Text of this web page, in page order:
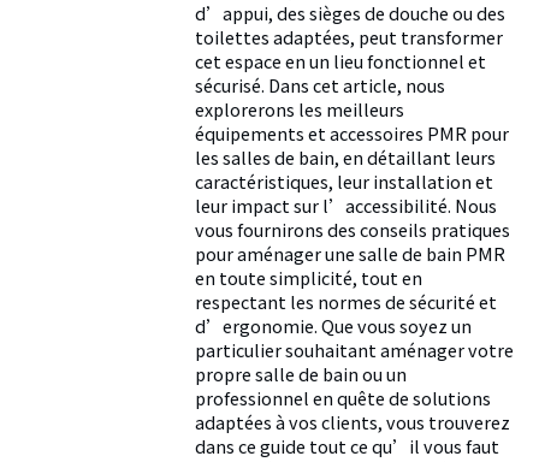
d’appui, des sièges de douche ou des
toilettes adaptées, peut transformer
cet espace en un lieu fonctionnel et
sécurisé. Dans cet article, nous
explorerons les meilleurs
équipements et accessoires PMR pour
les salles de bain, en détaillant leurs
caractéristiques, leur installation et
leur impact sur l’accessibilité. Nous
vous fournirons des conseils pratiques
pour aménager une salle de bain PMR
en toute simplicité, tout en
respectant les normes de sécurité et
d’ergonomie. Que vous soyez un
particulier souhaitant aménager votre
propre salle de bain ou un
professionnel en quête de solutions
adaptées à vos clients, vous trouverez
dans ce guide tout ce qu’il vous faut